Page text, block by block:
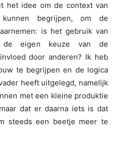
het idee om de context van
begrijpen, om de
is het gebruik van
de eigen keuze van de
door anderen? Ik heb
te begrijpen en de logica
heeft uitgelegd, namelijk
met een kleine produktie
dat er daarna iets is dat
steeds een beetje meer te